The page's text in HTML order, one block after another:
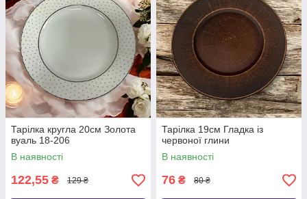
Тарілка кругла 20см Золота
вуаль 18-206
В наявності
122,55 ₴ 129 ₴
Тарілка 19см Гладка із
червоної глини
В наявності
76 ₴ 80 ₴